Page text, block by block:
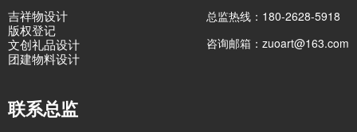
吉祥物设计
版权登记
文创礼品设计
团建物料设计
总监热线：180-2628-5918
咨询邮箱：zuoart@163.com
联系总监